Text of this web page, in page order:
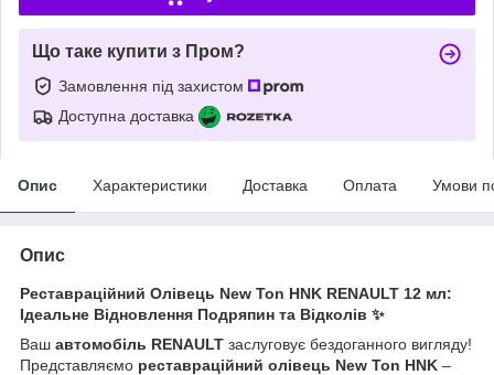
Що таке купити з Пром?
Замовлення під захистом
Доступна доставка
Опис Характеристики Доставка Оплата Умови
Опис
Реставраційний Олівець New Ton HNK RENAULT 12 мл:
Ідеальне Відновлення Подряпин та Відколів ✨
Ваш автомобіль RENAULT заслуговує бездоганного вигляду!
Представляємо реставраційний олівець New Ton HNK –